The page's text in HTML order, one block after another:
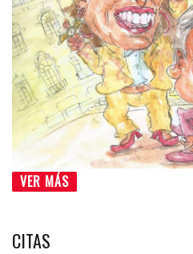
VER MÁS
CITAS